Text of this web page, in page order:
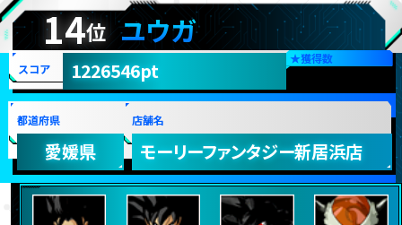
14位 ユウガ
★獲得数
スコア 1226546pt
都道府県
愛媛県
店舗名
モーリーファンタジー新居浜店